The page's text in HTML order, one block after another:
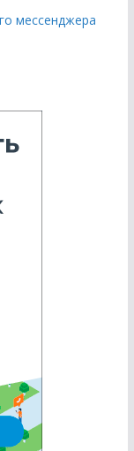
мессенджера